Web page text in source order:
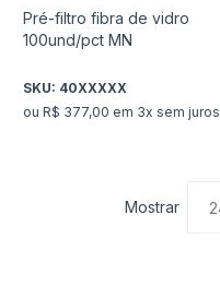
Pré-filtro fibra de vidro
100und/pct MN
SKU: 40XXXXX
ou R$ 377,00 em 3x sem juros
Mostrar